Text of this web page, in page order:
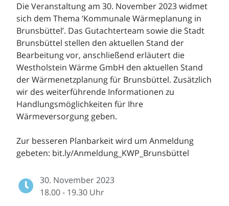
Die Veranstaltung am 30. November 2023 widmet
sich dem Thema ‘Kommunale Wärmeplanung in
Brunsbüttel’. Das Gutachterteam sowie die Stadt
Brunsbüttel stellen den aktuellen Stand der
Bearbeitung vor, anschließend erläutert die
Westholstein Wärme GmbH den aktuellen Stand
der Wärmenetzplanung für Brunsbüttel. Zusätzlich
wir des weiterführende Informationen zu
Handlungsmöglichkeiten für Ihre
Wärmeversorgung geben.
Zur besseren Planbarkeit wird um Anmeldung
gebeten: bit.ly/Anmeldung_KWP_Brunsbüttel
30. November 2023
18.00 - 19.30 Uhr